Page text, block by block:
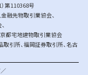
第110368号
融先物取引業協会、
、
都宅地建物取引業協会
取引所、福岡証券取引所、名古